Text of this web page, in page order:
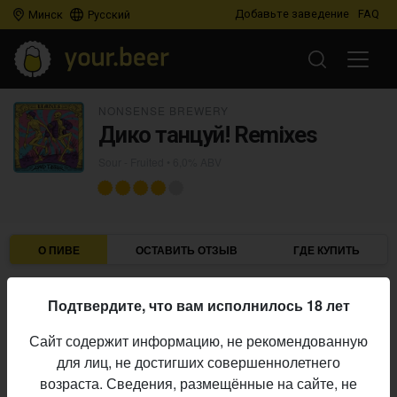
Минск Русский Добавьте заведение FAQ
Дико танцуй! Remixes
О ПИВЕ ОСТАВИТЬ ОТЗЫВ ГДЕ КУПИТЬ
Пивоварня:
Алкоголь:
6,0%
Начало
выпуска:
04.09.2024
Подтвердите, что вам исполнилось 18 лет
Сайт содержит информацию, не рекомендованную
для лиц, не достигших совершеннолетнего
возраста. Сведения, размещённые на сайте, не